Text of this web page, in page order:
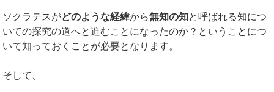
ソクラテスがどのような経緯から無知の知と呼ばれる知につ
いての探究の道へと進むことになったのか？ということにつ
いて知っておくことが必要となります。
そして、